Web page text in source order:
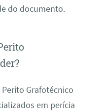
do documento.
Grafotécnico
em perícia